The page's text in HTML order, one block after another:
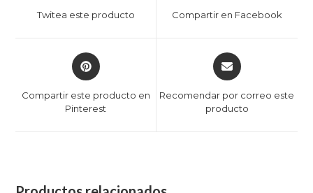
Twitea este producto Compartir en Facebook
Compartir este producto en
Pinterest
Recomendar por correo este
producto